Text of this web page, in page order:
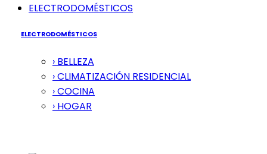
ELECTRODOMÉSTICOS
ELECTRODOMÉSTICOS
› BELLEZA
› CLIMATIZACIÓN RESIDENCIAL
› COCINA
› HOGAR